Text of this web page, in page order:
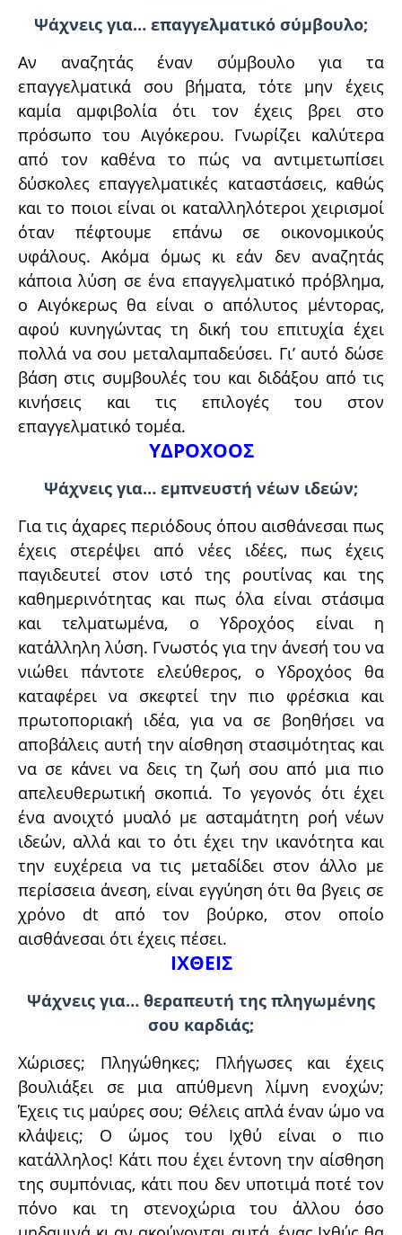
Ψάχνεις για… επαγγελματικό σύμβουλο;
Αν αναζητάς έναν σύμβουλο για τα
επαγγελματικά σου βήματα, τότε μην έχεις
καμία αμφιβολία ότι τον έχεις βρει στο
πρόσωπο του Αιγόκερου. Γνωρίζει καλύτερα
από τον καθένα το πώς να αντιμετωπίσει
δύσκολες επαγγελματικές καταστάσεις, καθώς
και το ποιοι είναι οι καταλληλότεροι χειρισμοί
όταν πέφτουμε επάνω σε οικονομικούς
υφάλους. Ακόμα όμως κι εάν δεν αναζητάς
κάποια λύση σε ένα επαγγελματικό πρόβλημα,
ο Αιγόκερως θα είναι ο απόλυτος μέντορας,
αφού κυνηγώντας τη δική του επιτυχία έχει
πολλά να σου μεταλαμπαδεύσει. Γι’ αυτό δώσε
βάση στις συμβουλές του και διδάξου από τις
κινήσεις και τις επιλογές του στον
επαγγελματικό τομέα.
ΥΔΡΟΧΟΟΣ
Ψάχνεις για… εμπνευστή νέων ιδεών;
Για τις άχαρες περιόδους όπου αισθάνεσαι πως
έχεις στερέψει από νέες ιδέες, πως έχεις
παγιδευτεί στον ιστό της ρουτίνας και της
καθημερινότητας και πως όλα είναι στάσιμα
και τελματωμένα, ο Υδροχόος είναι η
κατάλληλη λύση. Γνωστός για την άνεσή του να
νιώθει πάντοτε ελεύθερος, ο Υδροχόος θα
καταφέρει να σκεφτεί την πιο φρέσκια και
πρωτοποριακή ιδέα, για να σε βοηθήσει να
αποβάλεις αυτή την αίσθηση στασιμότητας και
να σε κάνει να δεις τη ζωή σου από μια πιο
απελευθερωτική σκοπιά. Το γεγονός ότι έχει
ένα ανοιχτό μυαλό με ασταμάτητη ροή νέων
ιδεών, αλλά και το ότι έχει την ικανότητα και
την ευχέρεια να τις μεταδίδει στον άλλο με
περίσσεια άνεση, είναι εγγύηση ότι θα βγεις σε
χρόνο dt από τον βούρκο, στον οποίο
αισθάνεσαι ότι έχεις πέσει.
ΙΧΘΕΙΣ
Ψάχνεις για… θεραπευτή της πληγωμένης
σου καρδιάς;
Χώρισες; Πληγώθηκες; Πλήγωσες και έχεις
βουλιάξει σε μια απύθμενη λίμνη ενοχών;
Έχεις τις μαύρες σου; Θέλεις απλά έναν ώμο να
κλάψεις; Ο ώμος του Ιχθύ είναι ο πιο
κατάλληλος! Κάτι που έχει έντονη την αίσθηση
της συμπόνιας, κάτι που δεν υποτιμά ποτέ τον
πόνο και τη στενοχώρια του άλλου όσο